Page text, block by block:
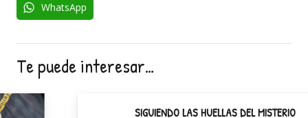
WhatsApp
Te puede interesar…